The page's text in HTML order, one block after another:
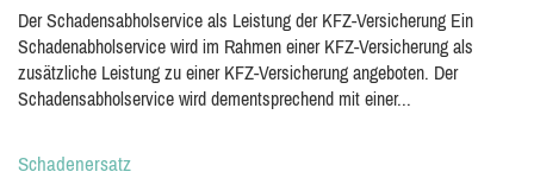
Der Schadensabholservice als Leistung der KFZ-Versicherung Ein
Schadenabholservice wird im Rahmen einer KFZ-Versicherung als
zusätzliche Leistung zu einer KFZ-Versicherung angeboten. Der
Schadensabholservice wird dementsprechend mit einer...
Schadenersatz